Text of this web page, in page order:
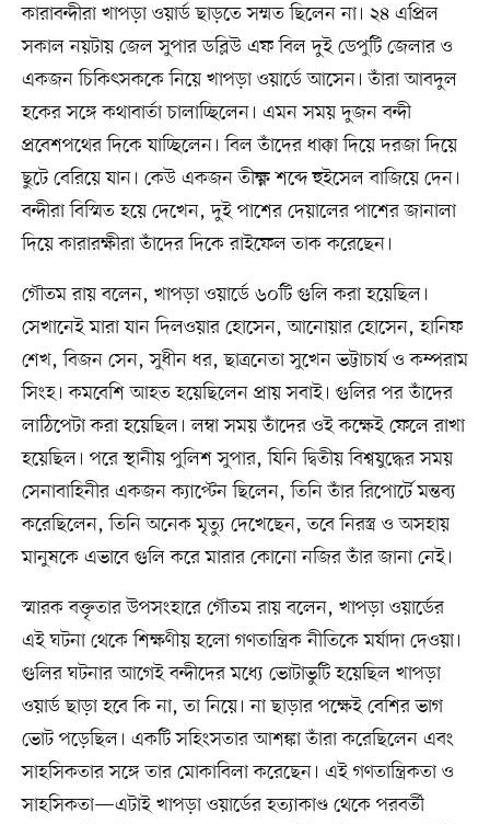
কারাবন্দীরা খাপড়া ওয়ার্ড ছাড়তে সম্মত ছিলেন না। ২৪ এপ্রিল
সকাল নয়টায় জেল সুপার ডব্লিউ এফ বিল দুই ডেপুটি জেলার ও
একজন চিকিৎসককে নিয়ে খাপড়া ওয়ার্ডে আসেন। তাঁরা আবদুল
হকের সঙ্গে কথাবার্তা চালাচ্ছিলেন। এমন সময় দুজন বন্দী
প্রবেশপথের দিকে যাচ্ছিলেন। বিল তাঁদের ধাক্কা দিয়ে দরজা দিয়ে
ছুটে বেরিয়ে যান। কেউ একজন তীক্ষ্ণ শব্দে হুইসেল বাজিয়ে দেন।
বন্দীরা বিস্মিত হয়ে দেখেন, দুই পাশের দেয়ালের পাশের জানালা
দিয়ে কারারক্ষীরা তাঁদের দিকে রাইফেল তাক করেছেন।
গৌতম রায় বলেন, খাপড়া ওয়ার্ডে ৬০টি গুলি করা হয়েছিল।
সেখানেই মারা যান দিলওয়ার হোসেন, আনোয়ার হোসেন, হানিফ
শেখ, বিজন সেন, সুধীন ধর, ছাত্রনেতা সুখেন ভট্টাচার্য ও কম্পরাম
সিংহ। কমবেশি আহত হয়েছিলেন প্রায় সবাই। গুলির পর তাঁদের
লাঠিপেটা করা হয়েছিল। লম্বা সময় তাঁদের ওই কক্ষেই ফেলে রাখা
হয়েছিল। পরে স্থানীয় পুলিশ সুপার, যিনি দ্বিতীয় বিশ্বযুদ্ধের সময়
সেনাবাহিনীর একজন ক্যাপ্টেন ছিলেন, তিনি তাঁর রিপোর্টে মন্তব্য
করেছিলেন, তিনি অনেক মৃত্যু দেখেছেন, তবে নিরস্ত্র ও অসহায়
মানুষকে এভাবে গুলি করে মারার কোনো নজির তাঁর জানা নেই।
স্মারক বক্তৃতার উপসংহারে গৌতম রায় বলেন, খাপড়া ওয়ার্ডের
এই ঘটনা থেকে শিক্ষণীয় হলো গণতান্ত্রিক নীতিকে মর্যাদা দেওয়া।
গুলির ঘটনার আগেই বন্দীদের মধ্যে ভোটাভুটি হয়েছিল খাপড়া
ওয়ার্ড ছাড়া হবে কি না, তা নিয়ে। না ছাড়ার পক্ষেই বেশির ভাগ
ভোট পড়েছিল। একটি সহিংসতার আশঙ্কা তাঁরা করেছিলেন এবং
সাহসিকতার সঙ্গে তার মোকাবিলা করেছেন। এই গণতান্ত্রিকতা ও
সাহসিকতা—এটাই খাপড়া ওয়ার্ডের হত্যাকাণ্ড থেকে পরবর্তী